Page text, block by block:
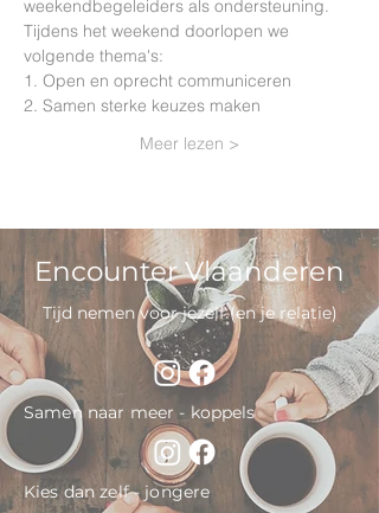
Tijdens het weekend doorlopen we
Meer lezen >
Encounter Vlaanderen
Tijd nemen voor jezelf (en je relatie)
Samen naar meer - koppels
Kies dan zelf - jongere